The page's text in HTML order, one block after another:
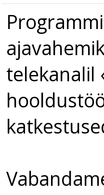
telekanalil